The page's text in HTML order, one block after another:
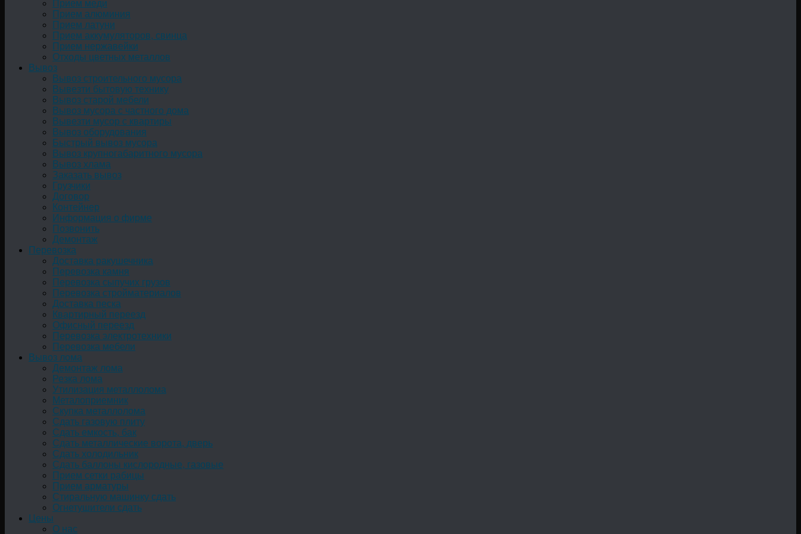
Прием меди
Прием алюминия
Прием латуни
Прием аккумуляторов, свинца
Прием нержавейки
Отходы цветных металлов
Вывоз
Вывоз строительного мусора
Вывезти бытовую технику
Вывоз старой мебели
Вывоз мусора с частного дома
Вывезти мусор с квартиры
Вывоз оборудования
Быстрый вывоз мусора
Вывоз крупногабаритного мусора
Вывоз хлама
Заказать вывоз
Грузчики
Договор
Контейнер
Информация о фирме
Позвонить
Демонтаж
Перевозка
Доставка ракушечника
Перевозка камня
Перевозка сыпучих грузов
Перевозка стройматериалов
Доставка песка
Квартирный переезд
Офисный переезд
Перевозка электротехники
Перевозка мебели
Вывоз лома
Демонтаж лома
Резка лома
Утилизация металлолома
Металоприемник
Скупка металлолома
Сдать газовую плиту
Сдать емкость, бак
Cдать металлические ворота, дверь
Сдать холодильник
Сдать баллоны кислородные, газовые
Прием сетки рабицы
Прием арматуры
Стиральную машинку сдать
Огнетушители сдать
Цены
О нас